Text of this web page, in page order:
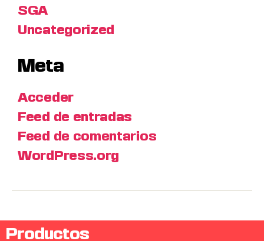
SGA
Uncategorized
Meta
Acceder
Feed de entradas
Feed de comentarios
WordPress.org
Productos